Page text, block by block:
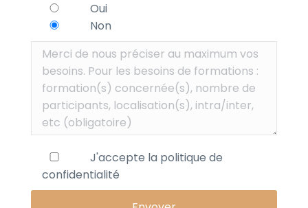
Oui
Non
J'accepte la politique de
confidentialité